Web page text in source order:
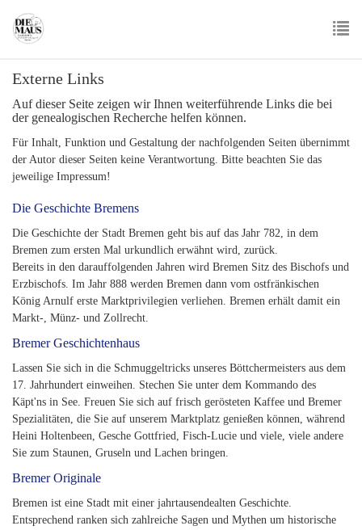
main
Externe Links
Auf dieser Seite zeigen wir Ihnen weiterführende Links die bei
der genealogischen Recherche helfen können.
Für Inhalt, Funktion und Gestaltung der nachfolgenden Seiten übernimmt
der Autor dieser Seiten keine Verantwortung. Bitte beachten Sie das
jeweilige Impressum!
Die Geschichte Bremens
Die Geschichte der Stadt Bremen geht bis auf das Jahr 782, in dem
Bremen zum ersten Mal urkundlich erwähnt wird, zurück.
Bereits in den darauffolgenden Jahren wird Bremen Sitz des Bischofs und
Erzbischofs. Im Jahr 888 werden Bremen dann vom ostfränkischen
König Arnulf erste Marktprivilegien verliehen. Bremen erhält damit ein
Markt-, Münz- und Zollrecht.
Bremer Geschichtenhaus
Lassen Sie sich in die Schmuggeltricks unseres Böttchermeisters aus dem
17. Jahrhundert einweihen. Stechen Sie unter dem Kommando des
Käpt'ns in See. Freuen Sie sich auf frisch gerösteten Kaffee und Bremer
Spezialitäten, die Sie auf unserem Marktplatz genießen können, während
Heini Holtenbeen, Gesche Gottfried, Fisch-Lucie und viele, viele andere
Sie zum Staunen, Gruseln und Lachen bringen.
Bremer Originale
Bremen ist eine Stadt mit einer jahrtausendealten Geschichte.
Entsprechend ranken sich zahlreiche Sagen und Mythen um historische